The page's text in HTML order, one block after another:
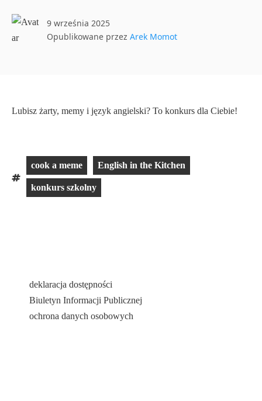
9 września 2025
Opublikowane przez Arek Momot
Lubisz żarty, memy i język angielski? To konkurs dla Ciebie!
cook a meme English in the Kitchen
konkurs szkolny
deklaracja dostępności
Biuletyn Informacji Publicznej
ochrona danych osobowych